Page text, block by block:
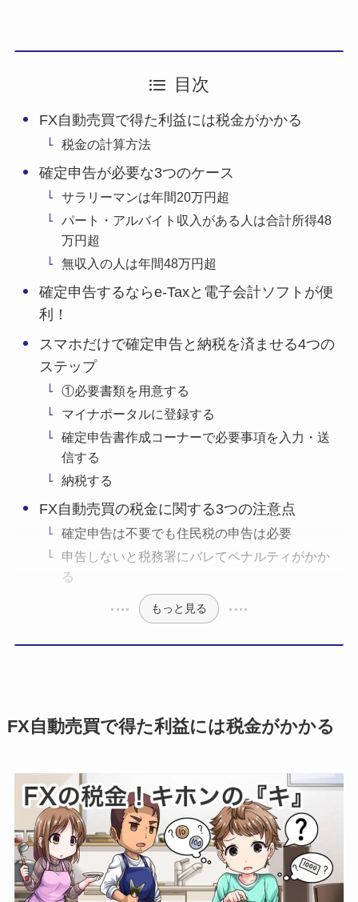
目次
FX自動売買で得た利益には税金がかかる
税金の計算方法
確定申告が必要な3つのケース
サラリーマンは年間20万円超
パート・アルバイト収入がある人は合計所得48
万円超
無収入の人は年間48万円超
確定申告するならe-Taxと電子会計ソフトが便
利！
スマホだけで確定申告と納税を済ませる4つの
ステップ
①必要書類を用意する
マイナポータルに登録する
確定申告書作成コーナーで必要事項を入力・送
信する
納税する
FX自動売買の税金に関する3つの注意点
確定申告は不要でも住民税の申告は必要
申告しないと税務署にバレてペナルティがかか
る
もっと見る
FX自動売買で得た利益には税金がかかる